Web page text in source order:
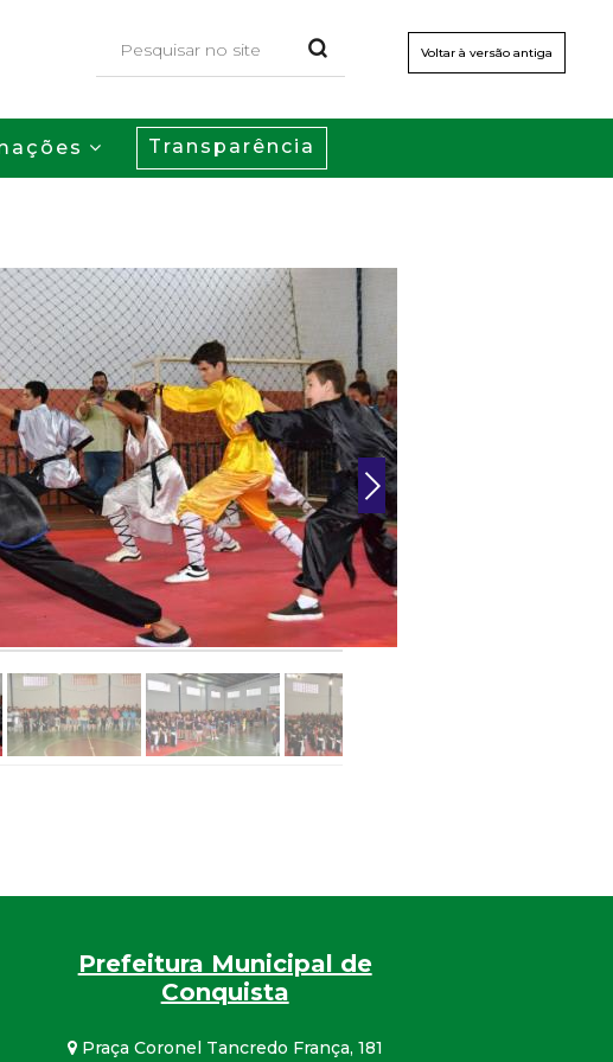
Voltar à versão antiga
Transparência
Prefeitura Municipal de
Conquista
Praça Coronel Tancredo França, 181